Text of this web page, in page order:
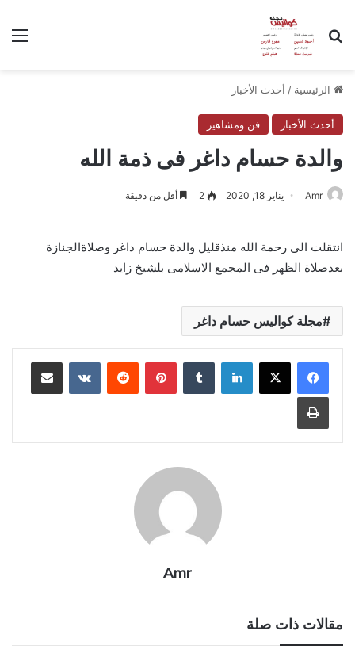
بحث عن
الرئيسية / أحدث الأخبار
أحدث الأخبار فن ومشاهير
والدة حسام داغر فى ذمة الله
Amr يناير 18, 2020 2 أقل من دقيقة
انتقلت الى رحمة الله منذقليل والدة حسام داغر وصلاةالجنازة
بعدصلاة الظهر فى المجمع الاسلامى بلشيخ زايد
مجلة كواليس حسام داغر
لينكدإن بينتيريست مشاركة عبر البريد
طباعة
Amr
مقالات ذات صلة